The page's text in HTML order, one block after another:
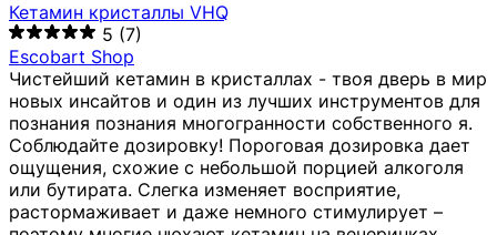
Кетамин кристаллы VHQ
5 (7)
Escobart Shop
Чистейший кетамин в кристаллах - твоя дверь в мир
новых инсайтов и один из лучших инструментов для
познания познания многогранности собственного я.
Соблюдайте дозировку! Пороговая дозировка дает
ощущения, схожие с небольшой порцией алкоголя
или бутирата. Слегка изменяет восприятие,
растормаживает и даже немного стимулирует –